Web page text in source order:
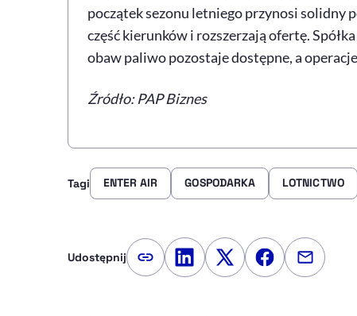
początek sezonu letniego przynosi solidny
część kierunków i rozszerzają ofertę.
obaw paliwo pozostaje dostępne, a
Źródło: PAP Biznes
Tagi ENTER AIR GOSPODARKA LOTNICTWO
Udostępnij Kopiuj link artykułu
Udostępnij na LinkedIn
Udostępnij na
Udostępnij na